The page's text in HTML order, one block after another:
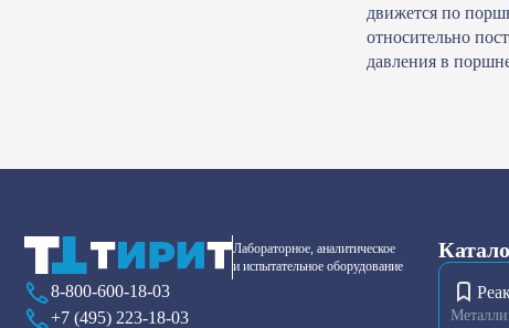
движется по
относительно
давления в
Лабораторное, аналитическое
и испытательное оборудование
8-800-600-18-03
+7 (495) 223-18-03